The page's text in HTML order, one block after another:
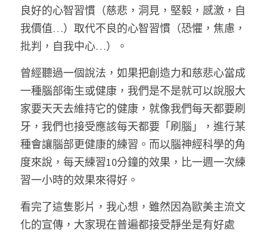
良好的心智習慣（慈悲，洞見，堅毅，感激，自
我價值…）取代不良的心智習慣（恐懼，焦慮，
批判，自我中心…）。
曾經聽過一個說法，如果把創造力和慈悲心當成
一種腦部衛生或健康，我們是不是就可以說服大
家要天天去維持它的健康，就像我們每天都要刷
牙，我們也接受應該每天都要「刷腦」，進行某
種會讓腦部更健康的練習。而以腦神經科學的角
度來說，每天練習10分鐘的效果，比一週一次練
習一小時的效果來得好。
看完了這隻影片，我心想，雖然因為歐美主流文
化的宣傳，大家現在普遍都接受靜坐是有好處